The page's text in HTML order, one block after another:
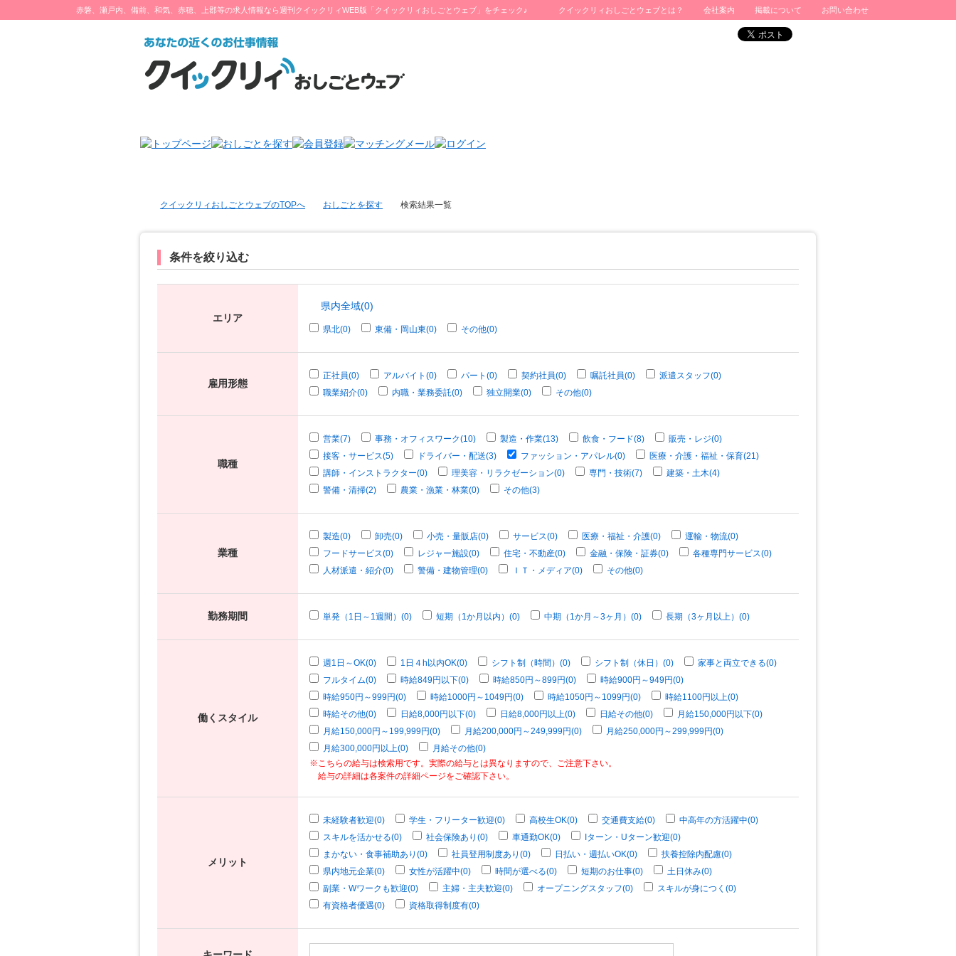
クイックリィおしごとウェブとは？ 会社案内 掲載について お問い合わせ
赤磐、瀬戸内、備前、和気、赤穂、上郡等の求人情報なら週刊クイックリィWEB版「クイックリィおしごとウェブ」をチェック♪
クイックリィおしごとウェブのTOPへ おしごとを探す 検索結果一覧
条件を絞り込む
エリア
県内全域(0)
県北(0) 東備・岡山東(0) その他(0)
雇用形態
正社員(0) アルバイト(0) パート(0) 契約社員(0) 嘱託社員(0)
派遣スタッフ(0)
職業紹介(0)
内職・業務委託(0) 独立開業(0) その他(0)
職種
営業(7) 事務・オフィスワーク(10) 製造・作業(13) 飲食・フード(8)
販売・レジ(0)
接客・サービス(5)
ドライバー・配送(3) ファッション・アパレル(0)
医療・介護・福祉・保育(21)
講師・インストラクター(0)
理美容・リラクゼーション(0) 専門・技術(7)
建築・土木(4)
警備・清掃(2)
農業・漁業・林業(0) その他(3)
業種
製造(0) 卸売(0) 小売・量販店(0) サービス(0) 医療・福祉・介護(0)
運輸・物流(0)
フードサービス(0)
レジャー施設(0) 住宅・不動産(0) 金融・保険・証券(0)
各種専門サービス(0)
人材派遣・紹介(0)
警備・建物管理(0) ＩＴ・メディア(0) その他(0)
勤務期間 単発（1日～1週間）(0) 短期（1か月以内）(0) 中期（1か月～3ヶ月）(0) 長期（3ヶ月以上）(0)
働くスタイル
週1日～OK(0) 1日４h以内OK(0) シフト制（時間）(0) シフト制（休日）(0)
家事と両立できる(0)
フルタイム(0)
時給849円以下(0) 時給850円～899円(0)
時給900円～949円(0)
時給950円～999円(0)
時給1000円～1049円(0) 時給1050円～1099円(0)
時給1100円以上(0)
時給その他(0)
日給8,000円以下(0) 日給8,000円以上(0) 日給その他(0)
月給150,000円以下(0)
月給150,000円～199,999円(0)
月給200,000円～249,999円(0)
月給250,000円～299,999円(0)
月給300,000円以上(0)
月給その他(0)
※こちらの給与は検索用です。実際の給与とは異なりますので、ご注意下さい。
給与の詳細は各案件の詳細ページをご確認下さい。
メリット
未経験者歓迎(0) 学生・フリーター歓迎(0) 高校生OK(0) 交通費支給(0)
中高年の方活躍中(0)
スキルを活かせる(0)
社会保険あり(0) 車通勤OK(0)
Iターン・Uターン歓迎(0)
まかない・食事補助あり(0)
社員登用制度あり(0) 日払い・週払いOK(0)
扶養控除内配慮(0)
県内地元企業(0)
女性が活躍中(0) 時間が選べる(0) 短期のお仕事(0)
土日休み(0)
副業・Wワークも歓迎(0)
主婦・主夫歓迎(0) オープニングスタッフ(0)
スキルが身につく(0)
有資格者優遇(0)
資格取得制度有(0)